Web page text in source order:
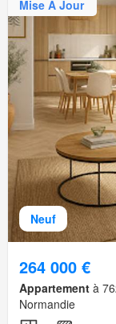
Neuf
Mise À Jour
264 000 €
Appartement à
Normandie